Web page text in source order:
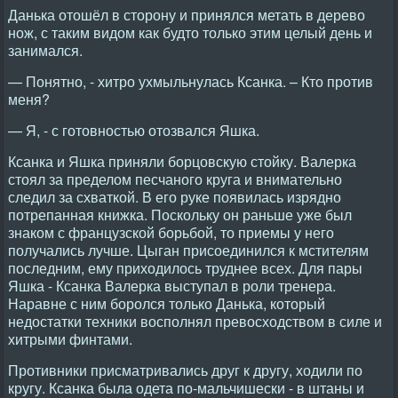
Данька отошёл в сторону и принялся метать в дерево
нож, с таким видом как будто только этим целый день и
занимался.
— Понятно, - хитро ухмыльнулась Ксанка. – Кто против
меня?
— Я, - с готовностью отозвался Яшка.
Ксанка и Яшка приняли борцовскую стойку. Валерка
стоял за пределом песчаного круга и внимательно
следил за схваткой. В его руке появилась изрядно
потрепанная книжка. Поскольку он раньше уже был
знаком с французской борьбой, то приемы у него
получались лучше. Цыган присоединился к мстителям
последним, ему приходилось труднее всех. Для пары
Яшка - Ксанка Валерка выступал в роли тренера.
Наравне с ним боролся только Данька, который
недостатки техники восполнял превосходством в силе и
хитрыми финтами.
Противники присматривались друг к другу, ходили по
кругу. Ксанка была одета по-мальчишески - в штаны и